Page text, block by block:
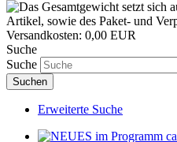
Versandkosten: 0,00 EUR
Suche
Suche
Suchen
Erweiterte Suche